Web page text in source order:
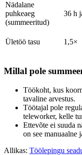
Nädalane
puhkeaeg
(summeeritud)
36 h
Ületöö tasu 1,5×
Millal pole
Töökoht, kus
tavaline arvestus.
Töötajal pole
teleworker, kelle
Ettevõte ei suuda
on see manuaalne
Allikas: Töölepingu